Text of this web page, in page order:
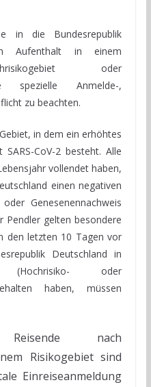
in die Bundesrepublik
Aufenthalt in einem
oder
spezielle Anmelde-,
zu beachten.
in dem ein erhöhtes
CoV-2 besteht. Alle
vollendet haben,
einen negativen
Genesenennachweis
Pendler gelten besondere
den letzten 10 Tagen vor
Deutschland in
(Hochrisiko- oder
haben, müssen
nach
Risikogebiet sind
Einreiseanmeldung